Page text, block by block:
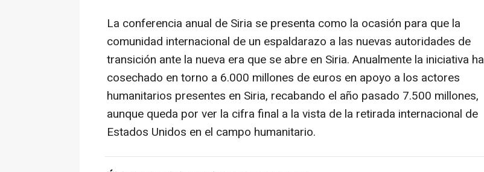
La conferencia anual de Siria se presenta como la ocasión para que la
comunidad internacional de un espaldarazo a las nuevas autoridades de
transición ante la nueva era que se abre en Siria. Anualmente la iniciativa ha
cosechado en torno a 6.000 millones de euros en apoyo a los actores
humanitarios presentes en Siria, recabando el año pasado 7.500 millones,
aunque queda por ver la cifra final a la vista de la retirada internacional de
Estados Unidos en el campo humanitario.